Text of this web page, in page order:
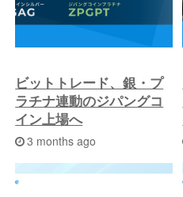
ビットトレード、銀・プ
ラチナ連動のジパングコ
イン上場へ
3 months ago